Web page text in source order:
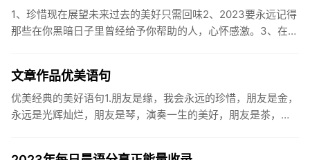
1、珍惜现在展望未来过去的美好只需回味2、2023要永远记得
那些在你黑暗日子里曾经给予你帮助的人，心怀感激。3、在苦
文章作品优美语句
优美经典的美好语句1.朋友是缘，我会永远的珍惜，朋友是金，
永远是光辉灿烂，朋友是琴，演奏一生的美好，朋友是茶，品